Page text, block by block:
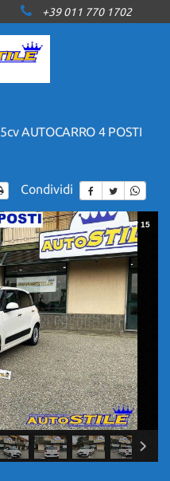
+39 011 770 1702
AUTOCARRO 4 POSTI
Condividi
×
1/ 15